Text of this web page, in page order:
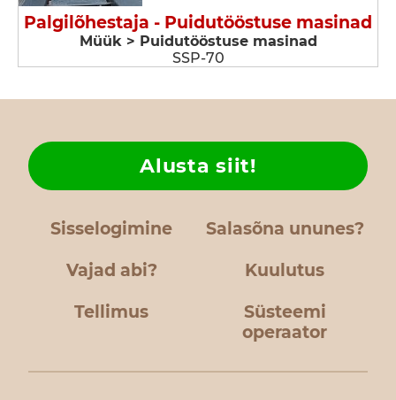
Palgilõhestaja - Puidutööstuse masinad
Müük > Puidutööstuse masinad
SSP-70
Sisselogimine Salasõna ununes?
Vajad abi?
Alusta siit!
Kuulutus
Tellimus
Süsteemi
operaator